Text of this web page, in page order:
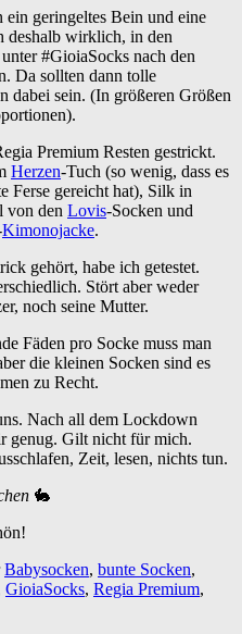
geringeltes Bein und eine
deshalb wirklich, in den
#GioiaSocks nach den
Da sollten dann tolle
dabei sein. (In größeren Größen
Premium Resten gestrickt.
Herzen-Tuch (so wenig, dass es
Ferse gereicht hat), Silk in
von den Lovis-Socken und
Kimonojacke.
gehört, habe ich getestet.
Stört aber weder
noch seine Mutter.
Fäden pro Socke muss man
die kleinen Socken sind es
zu Recht.
Nach all dem Lockdown
genug. Gilt nicht für mich.
Zeit, lesen, nichts tun.
🐇
Babysocken, bunte Socken,
GioiaSocks, Regia Premium,